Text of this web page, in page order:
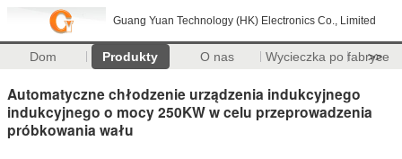
Guang Yuan Technology (HK) Electronics Co., Limited
Dom Produkty O nas Wycieczka po fabryce
>>
Automatyczne chłodzenie urządzenia indukcyjnego
indukcyjnego o mocy 250KW w celu przeprowadzenia
próbkowania wału